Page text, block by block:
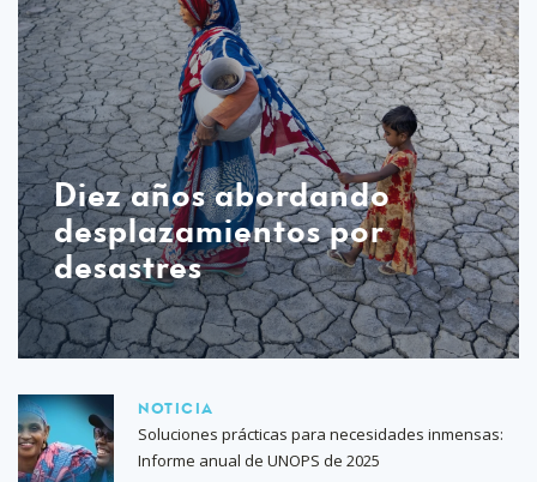
Diez años abordando
desplazamientos por
desastres
NOTICIA
Soluciones prácticas para necesidades inmensas:
Informe anual de UNOPS de 2025